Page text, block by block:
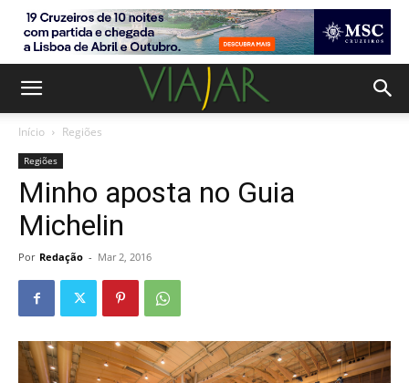
Início Regiões
Regiões
Minho aposta no Guia
Michelin
Por Redação - Mar 2, 2016